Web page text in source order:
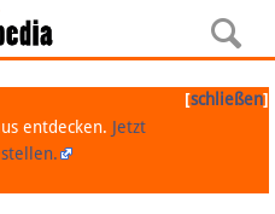
[schließen]
entdecken. Jetzt